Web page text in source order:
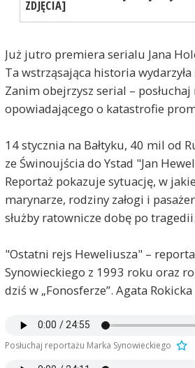
ZDJĘCIA]
Już jutro premiera serialu Jana
Ta wstrząsająca historia
Zanim obejrzysz serial –
opowiadającego o katastrofie
14 stycznia na Bałtyku, 40 mil od
ze Świnoujścia do Ystad "Jan
Reportaż pokazuje sytuację, w
marynarze, rodziny załogi i
służby ratownicze dobę po tragedii.
"Ostatni rejs Heweliusza" –
Synowieckiego z 1993 roku oraz
dziś w „Fonosferze”. Agata
Posłuchaj reportażu Marka Synowieckiego